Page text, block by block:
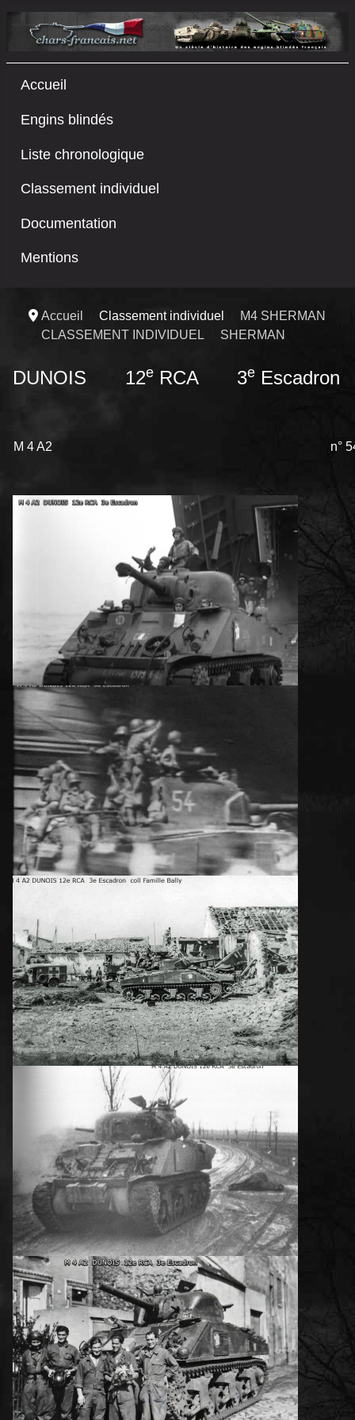
Accueil
Engins blindés
Liste chronologique
Classement individuel
Documentation
Mentions
Accueil Classement individuel
M4 SHERMAN
CLASSEMENT INDIVIDUEL
SHERMAN
DUNOIS 12e RCA 3e Escadron
M 4 A2 n°